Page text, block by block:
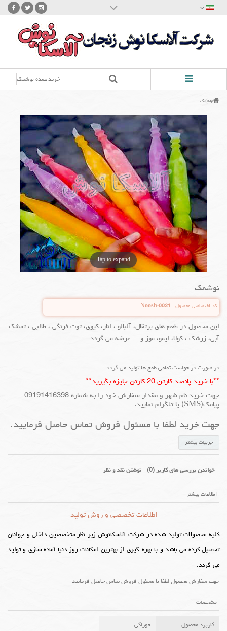
شرکت آلاسکانوش
محصول نوشمک در ایران از سال ها قبل با فن آوری ها و ظرفیت های مختلف تولید شده
است.
در صنایع غذایی آلاسکانوش با جدید ترین فن آوری ها و بالاترین ظرفیت تولید اقدام به تولید
نوشمک آلاسکانوش کرده ایم . نوشمک ما در زیر مجموعه فرآورده های یخی و یخمک قرار می
این محصولات با نظارت کامل متخصصین صنایع غذایی معاونت صنایع غذا و دارو و اداره نظارت
بر استاندارد جمهوری اسلامی ایران و مطابق با استانداردهای در نظر گرفته شده و شایسته
مصرف کنندگان و کودکان پاک سرزمینمان در استان زنجان (شهر زنجان) تولید و در کل کشور
عرضه می گردد. صنایع غذایی آلاسکا نوش به عنوان بزرگترین تولید کننده نوشمک در کشور با
با توجه به ظرفیت تولید بالا و خط تولید مدرن و به روز و افراد مجرب آموزش دیده و به روز
توانایی تولید تمامی شکل های نوشمک از جمله نوشمک پیچی ، نوشمک عروسکی، نوشمک
تفنگی ، نوشمک خرسی، نوشمک شمشیری، نوشمک موزی ، نوشمک هویجی را دارد.
تماس با ما
مدیریت تولید: معصومه اشرفی - 09191416398
مدیریت فروش: محمود اسماعیلی - 09190592744
info@alaskanoosh.ir
زنجان: شهرک صنعتی اشراق ، خیابان شقایق ،قسمت غذایی ، قطعه 47
خرید عمده نوشمک
نوشمک
Tap to expand
نوشمک
کد اختصاصی محصول : Noosh-0021
این محصول در طعم های پرتقال، آلبالو ، انار، کیوی، توت فرنگی ، طالبی ، تمشک
آبی، زرشک ، کولا، لیمو، موز و ... عرضه می گردد
در صورت در خواست تمامی طمع ها تولید می گردد.
**با خرید پانصد کارتن 20 کارتن جایزه بگیرید**
جهت خرید نام شهر و مقدار سفارش خود را به شماره 09191416398
پیامک(SMS) یا تلگرام نمایید.
جهت خرید لطفا با مسئول فروش تماس حاصل فرمایید.
جزییات بیشتر
خواندن بررسی های کاربر (0
) نوشتن نقد و نظر
اطلاعات بیشتر
اطلاعات تخصصی و روش تولید
کلیه محصولات تولید شده در شرکت آلاسکانوش زیر نظر متخصصین داخلی و جوانان
تحصیل کرده می باشد و با بهره گیری از بهترین امکانات روز دنیا آماده سازی و تولید
می گردد.
جهت سفارش محصول لطفا با مسئول فروش تماس حاصل فرمایید
مشخصات
کاربرد محصول
خوراکی